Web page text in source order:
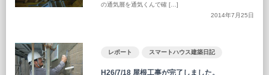
の通気層を通気くんで確 […]
2014年7月25日
レポート スマートハウス建築日記
H26/7/18 屋根工事が完了しました。